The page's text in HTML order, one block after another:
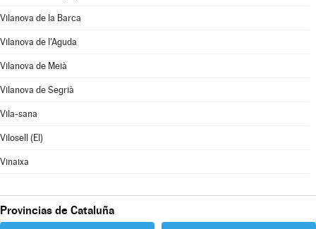
Vilanova de la Barca
Vilanova de l'Aguda
Vilanova de Meià
Vilanova de Segrià
Vila-sana
Vilosell (El)
Vinaixa
Provincias de Cataluña